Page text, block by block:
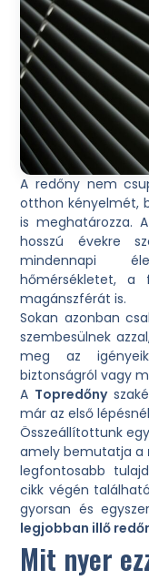
A redőny nem
otthon kényelmét,
is meghatározza.
hosszú évekre
mindennapi
hőmérsékletet, a
magánszférát is.
Sokan azonban
szembesülnek
meg az
biztonságról vagy
A Topredőny
már az első
Összeállítottunk egy
amely bemutatja a
legfontosabb
cikk végén található
gyorsan és
legjobban illő
Mit nyer